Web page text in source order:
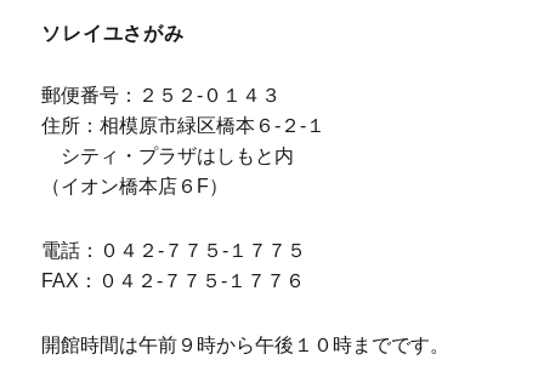
ソレイユさがみ
郵便番号：２５２-０１４３
住所：相模原市緑区橋本６-２-１
シティ・プラザはしもと内
（イオン橋本店６F）
電話：０４２-７７５-１７７５
FAX：０４２-７７５-１７７６
開館時間は午前９時から午後１０時までです。